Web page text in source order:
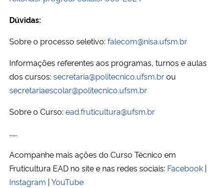
Dúvidas:
Sobre o processo seletivo: falecom@nisa.ufsm.br
Informações referentes aos programas, turnos e aulas
dos cursos: secretaria@politecnico.ufsm.brou
secretariaescolar@politecnico.ufsm.br
Sobre o Curso: ead.fruticultura@ufsm.br
…….
Acompanhe mais ações do Curso Técnico em
Fruticultura EAD no site e nas redes sociais: Facebook |
Instagram |YouTube